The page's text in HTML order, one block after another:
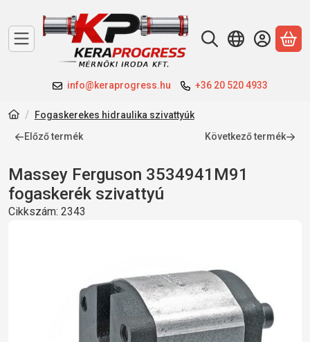
info@keraprogress.hu +36 20 520 4933
A
Fogaskerekes hidraulika szivattyúk
Előző termék
Következő termék
Massey Ferguson 3534941M91
fogaskerék szivattyú
Cikkszám: 2343